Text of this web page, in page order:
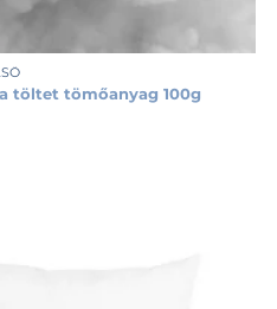
töltet tömőanyag 100g